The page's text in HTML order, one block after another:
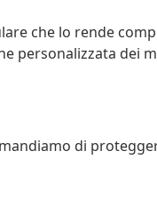
che lo rende
personalizzata dei
di